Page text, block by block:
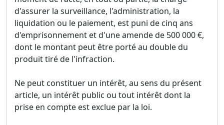
d'assurer la surveillance, l'administration, la
liquidation ou le paiement, est puni de cinq ans
d'emprisonnement et d'une amende de 500 000 €,
dont le montant peut être porté au double du
produit tiré de l'infraction.
Ne peut constituer un intérêt, au sens du présent
article, un intérêt public ou tout intérêt dont la
prise en compte est exclue par la loi.